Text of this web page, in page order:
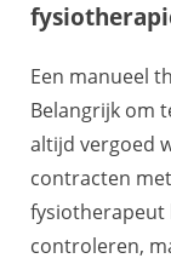
Een manueel
Belangrijk om
altijd vergoed
contracten
fysiotherapeut
controleren,